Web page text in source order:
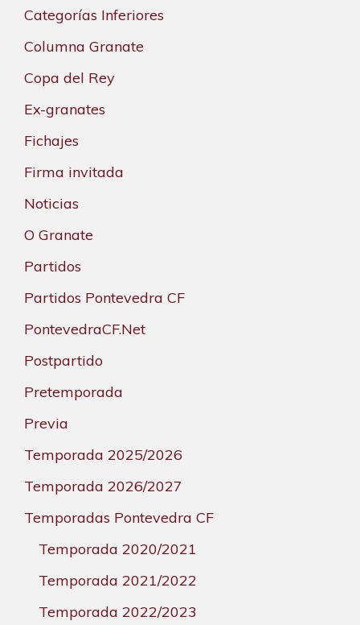
Categorías Inferiores
Columna Granate
Copa del Rey
Ex-granates
Fichajes
Firma invitada
Noticias
O Granate
Partidos
Partidos Pontevedra CF
PontevedraCF.Net
Postpartido
Pretemporada
Previa
Temporada 2025/2026
Temporada 2026/2027
Temporadas Pontevedra CF
Temporada 2020/2021
Temporada 2021/2022
Temporada 2022/2023